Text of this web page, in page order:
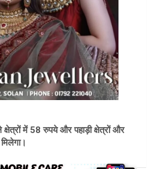
में 58 रुपये और पहाड़ी क्षेत्रों और